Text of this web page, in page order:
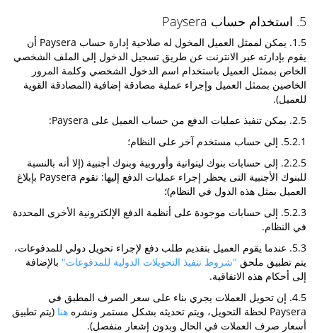
5. استخدام حساب Paysera
1.5. يمكن لممثل العميل المخول له صلاحية إدارة حساب Paysera أن
يقوم بإدارته عبر الانترنت عن طريق تسجيل الدخول إلى الملف الشخصي
الخاص بممثل العميل باستخدام اسم الدخول الشخصي وكلمة المرور
الخاصين بممثل العميل وإجراء عملية مصادقة إضافية (المصادقة القوية
للعميل).
2.5. يمكن تنفيذ عمليات الدفع من حساب العميل على Paysera:
5.2.1. إلى حساب مستخدم آخر على النظام؛
2.2.5. إلى حسابات بنوك ليتوانية وأوروبية وبنوك أجنبية (إلا أنه بالنسبة
للبنوك الأجنبية التى يحظر إجراء عمليات الدفع إليها: تقوم Paysera بإبلاغ
العميل بمثل هذه الدول في النظام)؛
5.2.3. إلى حسابات موجودة على أنظمة الدفع الإلكترونية الأخرى المحددة
في النظام.
5.3. عندما يقوم العميل بتقديم طلب دفع لإجراء تحويل دولي للمدفوعات،
يتم تطبيق ملحق "شروط تنفيذ التحويلات الدولية للمدفوعات" بالإضافة
إلى أحكام هذه الاتفاقية.
4.5. إن تحويل العملات يجري بناء على سعر الصرف المطبق في
Paysera لحظة التحويل، ويتم تحديثه بشكل مستمر ونشره
هنا (يتم تطبيق
أسعار صرف العملات في الحال وبدون إشعار منفصل).